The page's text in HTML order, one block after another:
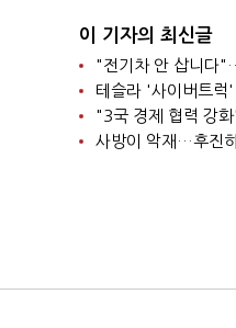
이 기자의 최신글
"전기차 안 삽니다
테슬라 '사이버트럭
"3국 경제 협력 강
사방이 악재…후진